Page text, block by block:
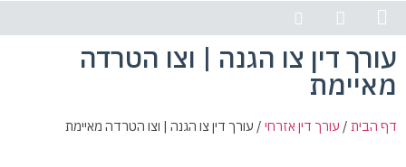
דין צו הגנה | וצו הטרדה
הבית/עורך דין אזרחי/עורך דין צו הגנה | וצו הטרדה מאיימת